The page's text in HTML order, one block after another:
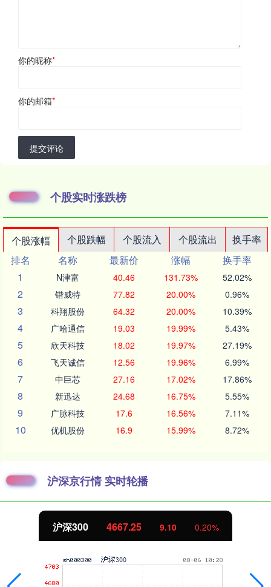
你的昵称*
你的邮箱*
提交评论
个股实时涨跌榜
个股涨幅 个股跌幅 个股流入 个股流出
换手率
排名
名称 最新价 涨幅
换手率
1
N津富 40.46 131.73% 52.02%
2 锴威特 77.82 20.00% 0.96%
3 科翔股份 64.32 20.00% 10.39%
4 广哈通信 19.03 19.99% 5.43%
5 欣天科技 18.02 19.97% 27.19%
6 飞天诚信 12.56 19.96% 6.99%
7 中巨芯 27.16 17.02% 17.86%
8 新迅达 24.68 16.75% 5.55%
9 广脉科技 17.6 16.56% 7.11%
10 优机股份 16.9 15.99% 8.72%
沪深京行情 实时轮播
9.10 0.20%